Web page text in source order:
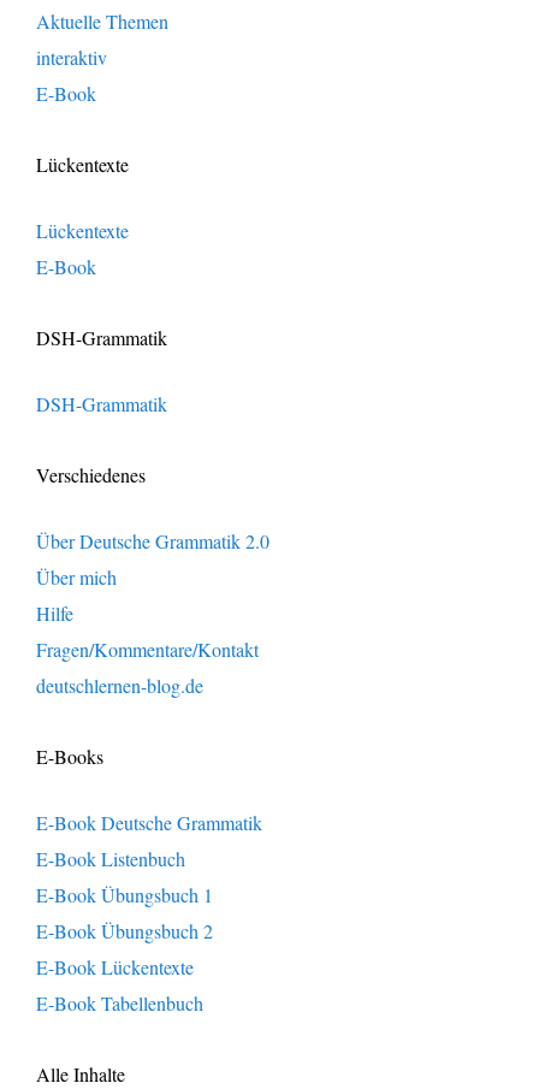
Aktuelle Themen
interaktiv
E-Book
Lückentexte
Lückentexte
E-Book
DSH-Grammatik
DSH-Grammatik
Verschiedenes
Über Deutsche Grammatik 2.0
Über mich
Hilfe
Fragen/Kommentare/Kontakt
deutschlernen-blog.de
E-Books
E-Book Deutsche Grammatik
E-Book Listenbuch
E-Book Übungsbuch 1
E-Book Übungsbuch 2
E-Book Lückentexte
E-Book Tabellenbuch
Alle Inhalte